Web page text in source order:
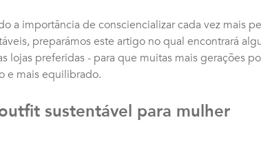
a importância de consciencializar cada vez mais
preparámos este artigo no qual encontrará
lojas preferidas - para que muitas mais gerações
e mais equilibrado.
sustentável para mulher